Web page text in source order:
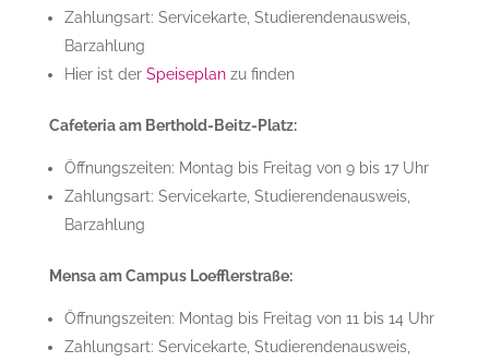
Zahlungsart: Servicekarte, Studierendenausweis,
Barzahlung
Hier ist der Speiseplanzu finden
Cafeteria am Berthold-Beitz-Platz:
Öffnungszeiten: Montag bis Freitag von 9 bis 17 Uhr
Zahlungsart: Servicekarte, Studierendenausweis,
Barzahlung
Mensa am Campus Loefflerstraße:
Öffnungszeiten: Montag bis Freitag von 11 bis 14 Uhr
Zahlungsart: Servicekarte, Studierendenausweis,